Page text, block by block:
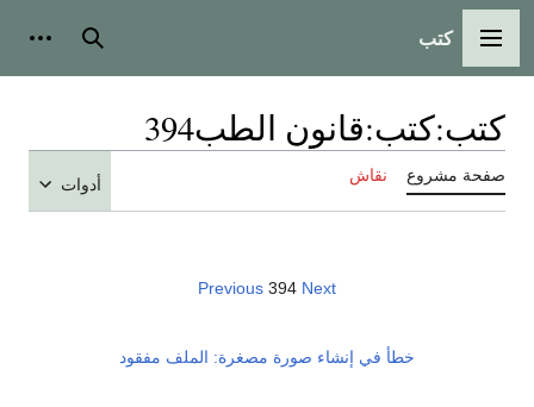
القائمة الرئيسية
كتب بحث
كتب:كتب:قانون الطب394
صفحة مشروع نقاش أدوات
Previous 394 Next
خطأ في إنشاء صورة مصغرة: الملف مفقود